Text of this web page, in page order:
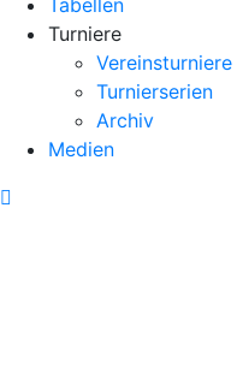
Turniere
Vereinsturniere
Turnierserien
Archiv
Medien